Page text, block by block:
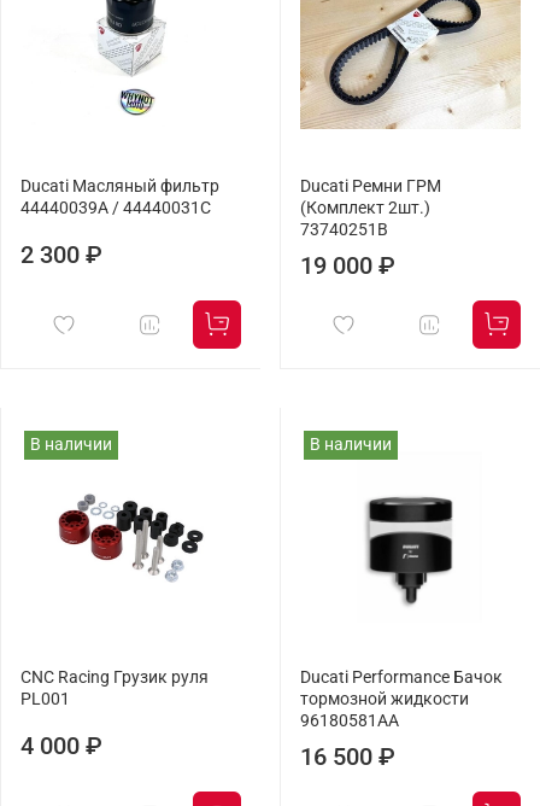
Ducati Масляный фильтр
44440039A / 44440031C
2 300 ₽
Ducati Ремни ГРМ
(Комплект 2шт.)
73740251B
19 000 ₽
В наличии
CNC Racing Грузик руля
PL001
4 000 ₽
В наличии
Ducati Performance Бачок
тормозной жидкости
96180581AA
16 500 ₽